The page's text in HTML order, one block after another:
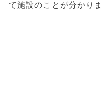
て施設のことが分かり